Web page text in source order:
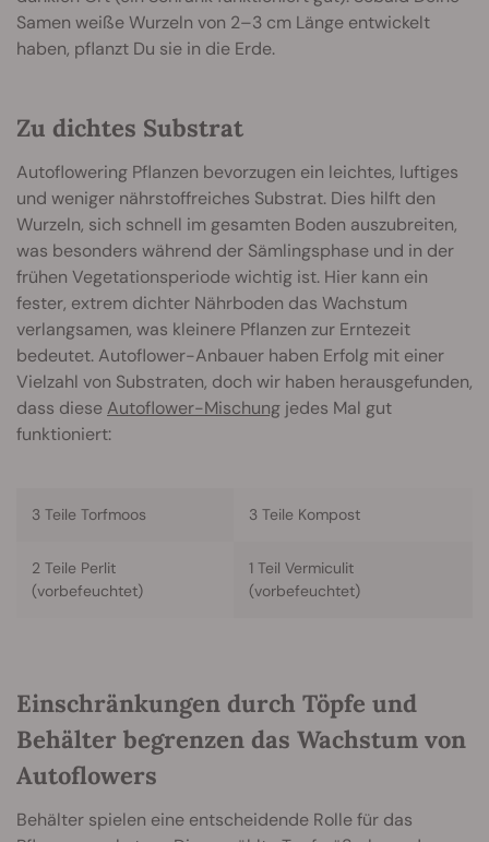
Samen weiße Wurzeln von 2–3 cm Länge entwickelt
haben, pflanzt Du sie in die Erde.
Zu dichtes Substrat
Autoflowering Pflanzen bevorzugen ein leichtes, luftiges
und weniger nährstoffreiches Substrat. Dies hilft den
Wurzeln, sich schnell im gesamten Boden auszubreiten,
was besonders während der Sämlingsphase und in der
frühen Vegetationsperiode wichtig ist. Hier kann ein
fester, extrem dichter Nährboden das Wachstum
verlangsamen, was kleinere Pflanzen zur Erntezeit
bedeutet. Autoflower-Anbauer haben Erfolg mit einer
Vielzahl von Substraten, doch wir haben herausgefunden,
dass dieseAutoflower-Mischung jedes Mal gut
funktioniert:
3 Teile Torfmoos 3 Teile Kompost
2 Teile Perlit
(vorbefeuchtet)
1 Teil Vermiculit
(vorbefeuchtet)
Einschränkungen durch Töpfe und
Behälter begrenzen das Wachstum von
Autoflowers
Behälter spielen eine entscheidende Rolle für das